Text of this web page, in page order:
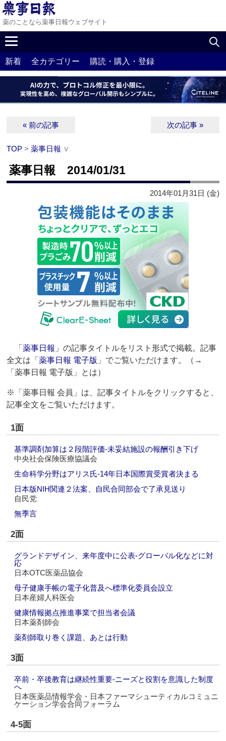
薬のことなら薬事日報ウェブサイト
新着 全カテゴリー 購読・購入・登録
« 前の記事 次の記事 »
TOP >薬事日報 ∨
薬事日報 2014/01/31
2014年01月31日 (金)
「薬事日報 」の記事タイトルをリスト形式で掲載。記事
全文は「薬事日報 電子版 」でご覧いただけます。（→
「薬事日報 電子版」とは）
※「薬事日報 会員」は、記事タイトルをクリックすると、
記事全文をご覧いただけます。
1面
基準調剤加算は２段階評価‐未妥結施設の報酬引き下げ
中央社会保険医療協議会
生命科学分野はアリス氏‐14年日本国際賞受賞者決まる
日本版NIH関連２法案、自民合同部会で了承見送り
自民党
無季言
2面
グランドデザイン、来年度中に公表‐グローバル化などに対
応
日本OTC医薬品協会
母子健康手帳の電子化普及へ標準化委員会設立
日本産婦人科医会
健康情報拠点推進事業で担当者会議
日本薬剤師会
薬剤師取り巻く課題、あとは行動
3面
卒前・卒後教育は継続性重要‐ニーズと役割を意識した制度
へ
日本医薬品情報学会・日本ファーマシューティカルコミュニ
ケーション学会合同フォーラム
4-5面